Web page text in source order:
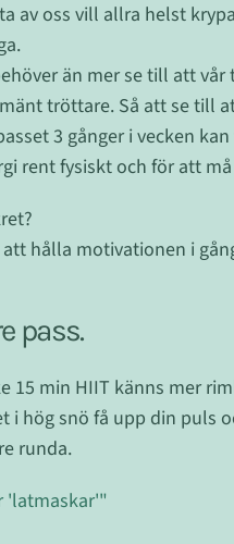
av oss vill allra helst
än mer se till att vår
tröttare. Så att se till
3 gånger i vecken
rent fysiskt och för att
hålla motivationen i
pass.
15 min HIIT känns mer
i hög snö få upp din puls
runda.
'latmaskar'"